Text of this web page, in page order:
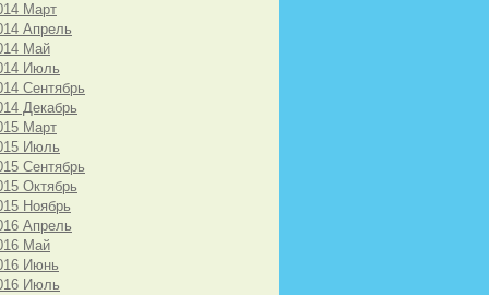
Март
Апрель
Май
Июль
Сентябрь
Декабрь
Март
Июль
Сентябрь
Октябрь
Ноябрь
Апрель
Май
Июнь
Июль